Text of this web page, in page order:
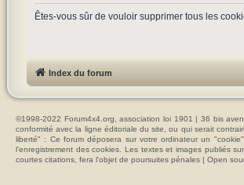
Êtes-vous sûr de vouloir supprimer tous les
Index du forum
©1998-2022 Forum4x4.org, association loi 1901 | 36 bis
conformité avec la ligne éditoriale du site, ou qui serait
liberté" : Ce forum déposera sur votre ordinateur un
l'enregistrement des cookies. Les textes et images publiés
courtes citations, fera l'objet de poursuites pénales | Open